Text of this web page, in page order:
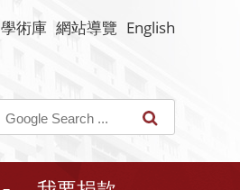
學術庫 網站導覽 English